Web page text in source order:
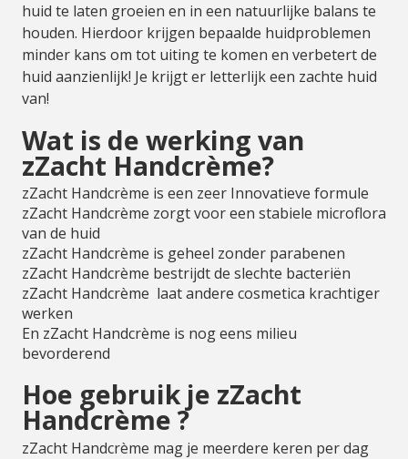
huid te laten groeien en in een natuurlijke balans te
houden. Hierdoor krijgen bepaalde huidproblemen
minder kans om tot uiting te komen en verbetert de
huid aanzienlijk! Je krijgt er letterlijk een zachte huid
van!
Wat is de werking van
zZacht Handcrème?
zZacht Handcrème is een zeer Innovatieve formule
zZacht Handcrème zorgt voor een stabiele microflora
van de huid
zZacht Handcrème is geheel zonder parabenen
zZacht Handcrème bestrijdt de slechte bacteriën
zZacht Handcrème laat andere cosmetica krachtiger
werken
En zZacht Handcrème is nog eens milieu
bevorderend
Hoe gebruik je zZacht
Handcrème ?
zZacht Handcrème mag je meerdere keren per dag